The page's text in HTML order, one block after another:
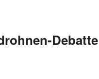
Debatte